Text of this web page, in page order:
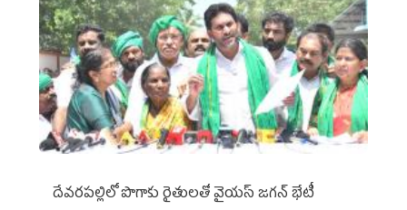
దేవరపల్లిలో పొగాకు రైతులతో వైయస్ జగన్ భేటీ